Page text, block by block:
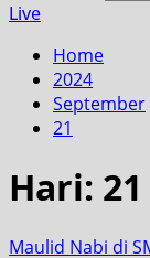
Live
Home
2024
September
21
Hari:
Maulid Nabi di